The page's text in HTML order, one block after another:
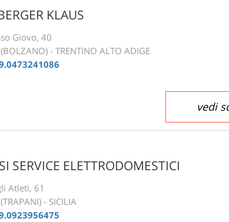
KLAUS
Giovo, 40
- TRENTINO ALTO ADIGE
vedi
SERVICE ELETTRODOMESTICI
Atleti, 61
- SICILIA